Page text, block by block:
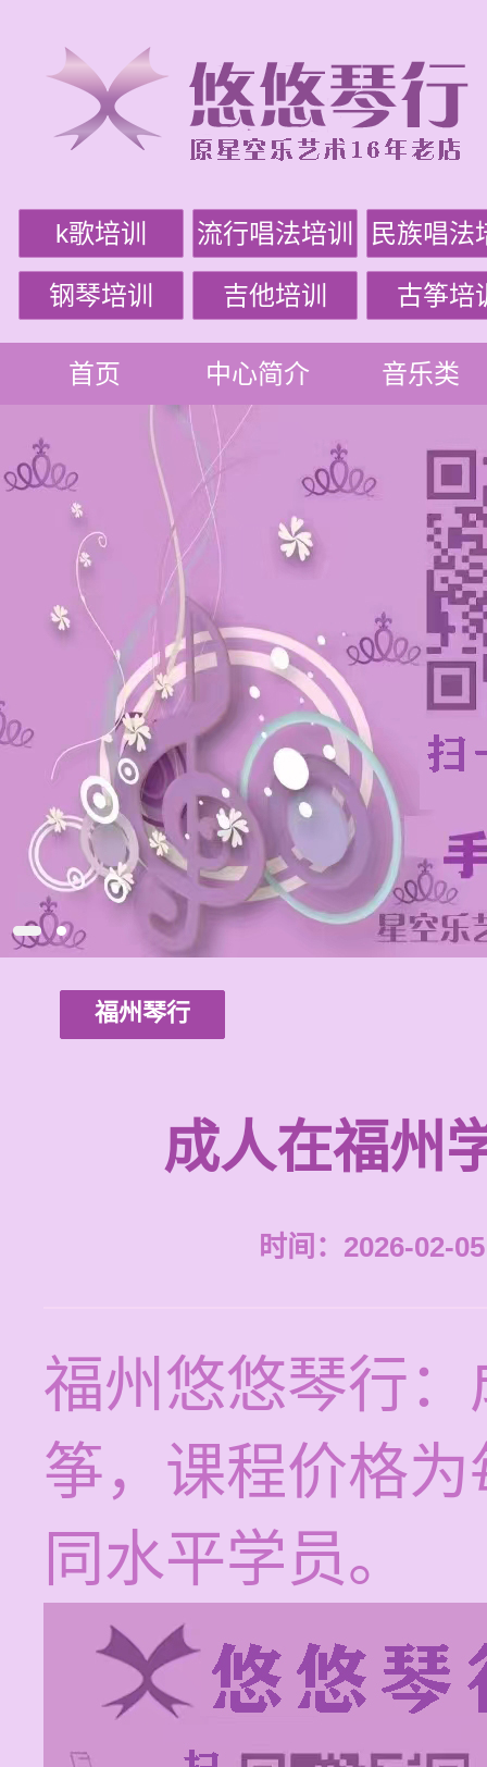
k歌培训 流行唱法培训 民族唱法
钢琴培训 吉他培训 古筝培
首页 中心简介 音乐类
福州琴行
成人在福州
时间：2026-02-
福州悠悠琴行
筝，课程价格
同水平学员。